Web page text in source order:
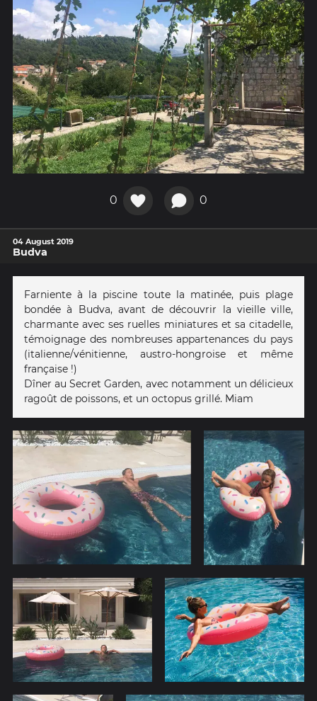
0 0
04 August 2019
Budva
Farniente à la piscine toute la matinée, puis plage
bondée à Budva, avant de découvrir la vieille ville,
charmante avec ses ruelles miniatures et sa citadelle,
témoignage des nombreuses appartenances du pays
(italienne/vénitienne, austro-hongroise et même
française !)
Dîner au Secret Garden, avec notamment un délicieux
ragoût de poissons, et un octopus grillé. Miam